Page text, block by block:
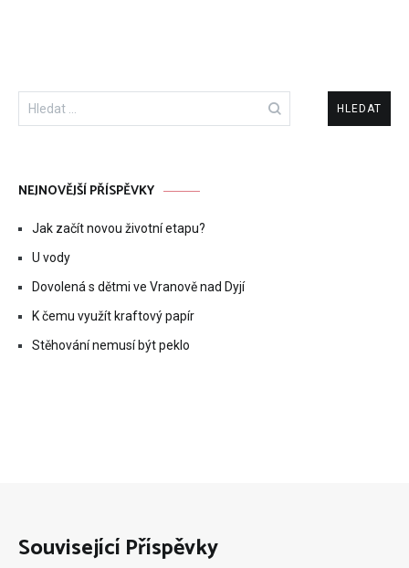
Vyhledávání
NEJNOVĚJŠÍ PŘÍSPĚVKY
Jak začít novou životní etapu?
U vody
Dovolená s dětmi ve Vranově nad Dyjí
K čemu využít kraftový papír
Stěhování nemusí být peklo
Související Příspěvky